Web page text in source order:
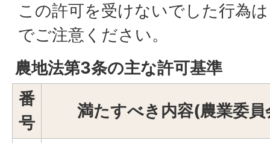
この許可を受けないでした行為
でご注意ください。
農地法第3条の主な許可基準
番
号
満たすべき内容(農業委